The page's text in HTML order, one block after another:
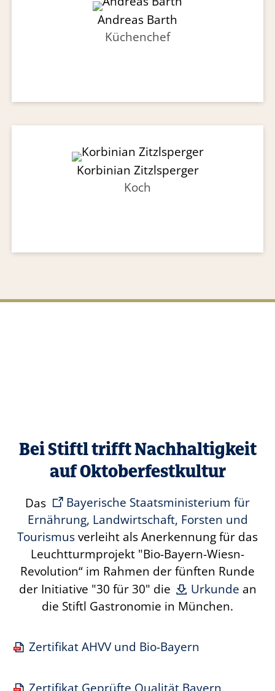
Andreas Barth
Küchenchef
Korbinian Zitzlsperger
Koch
Bei Stiftl trifft Nachhaltigkeit
auf Oktoberfestkultur
Das
Bayerische Staatsministerium für
Ernährung, Landwirtschaft, Forsten und
Tourismusverleiht als Anerkennung für das
Leuchtturmprojekt "Bio-Bayern-Wiesn-
Revolution“ im Rahmen der fünften Runde
der Initiative "30 für 30" die
Urkunde an
die Stiftl Gastronomie in München.
Zertifikat AHVV und Bio-Bayern
Zertifikat Geprüfte Qualität Bayern